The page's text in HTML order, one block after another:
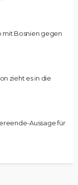
mit Bosnien gegen
zieht es in die
Aussage für